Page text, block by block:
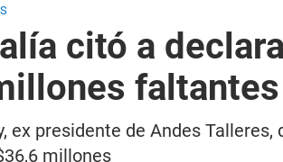
citó a
faltantes
ex presidente de Andes
millones